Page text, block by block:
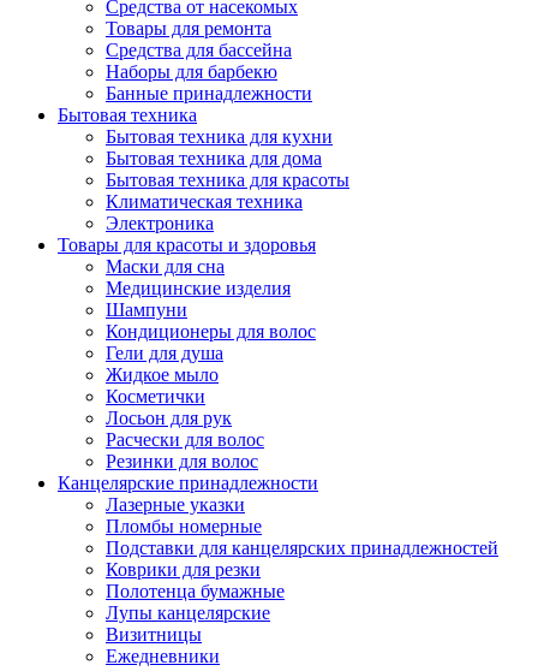
Средства от насекомых
Товары для ремонта
Средства для бассейна
Наборы для барбекю
Банные принадлежности
Бытовая техника
Бытовая техника для кухни
Бытовая техника для дома
Бытовая техника для красоты
Климатическая техника
Электроника
Товары для красоты и здоровья
Маски для сна
Медицинские изделия
Шампуни
Кондиционеры для волос
Гели для душа
Жидкое мыло
Косметички
Лосьон для рук
Расчески для волос
Резинки для волос
Канцелярские принадлежности
Лазерные указки
Пломбы номерные
Подставки для канцелярских принадлежностей
Коврики для резки
Полотенца бумажные
Лупы канцелярские
Визитницы
Ежедневники